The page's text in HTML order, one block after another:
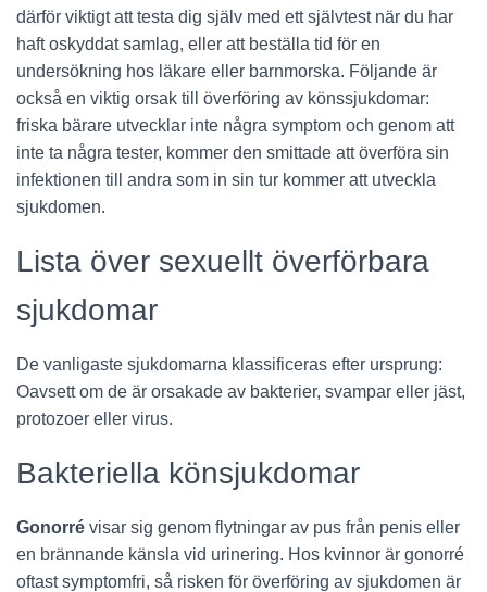
därför viktigt att testa dig själv med ett självtest när du har
haft oskyddat samlag, eller att beställa tid för en
undersökning hos läkare eller barnmorska. Följande är
också en viktig orsak till överföring av könssjukdomar:
friska bärare utvecklar inte några symptom och genom att
inte ta några tester, kommer den smittade att överföra sin
infektionen till andra som in sin tur kommer att utveckla
sjukdomen.
Lista över sexuellt överförbara
sjukdomar
De vanligaste sjukdomarna klassificeras efter ursprung:
Oavsett om de är orsakade av bakterier, svampar eller jäst,
protozoer eller virus.
Bakteriella könsjukdomar
Gonorré visar sig genom flytningar av pus från penis eller
en brännande känsla vid urinering. Hos kvinnor är gonorré
oftast symptomfri, så risken för överföring av sjukdomen är